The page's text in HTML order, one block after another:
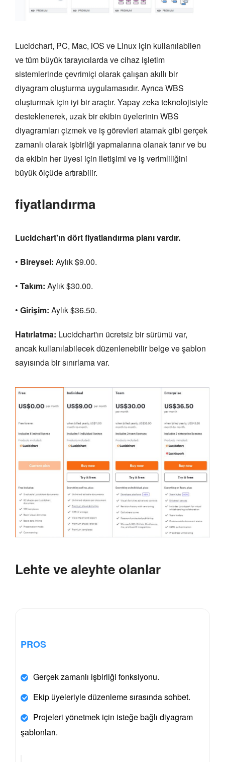
Lucidchart, PC, Mac, iOS ve Linux için kullanılabilen
ve tüm büyük tarayıcılarda ve cihaz işletim
sistemlerinde çevrimiçi olarak çalışan akıllı bir
diyagram oluşturma uygulamasıdır. Ayrıca WBS
oluşturmak için iyi bir araçtır. Yapay zeka teknolojisiyle
desteklenerek, uzak bir ekibin üyelerinin WBS
diyagramları çizmek ve iş görevleri atamak gibi gerçek
zamanlı olarak işbirliği yapmalarına olanak tanır ve bu
da ekibin her üyesi için iletişimi ve iş verimliliğini
büyük ölçüde artırabilir.
fiyatlandırma
Lucidchart'ın dört fiyatlandırma planı vardır.
• Bireysel: Aylık $9.00.
• Takım: Aylık $30.00.
• Girişim: Aylık $36.50.
Hatırlatma: Lucidchart'ın ücretsiz bir sürümü var,
ancak kullanılabilecek düzenlenebilir belge ve şablon
sayısında bir sınırlama var.
Lehte ve aleyhte olanlar
PROS
Gerçek zamanlı işbirliği fonksiyonu.
Ekip üyeleriyle düzenleme sırasında sohbet.
Projeleri yönetmek için isteğe bağlı diyagram
şablonları.